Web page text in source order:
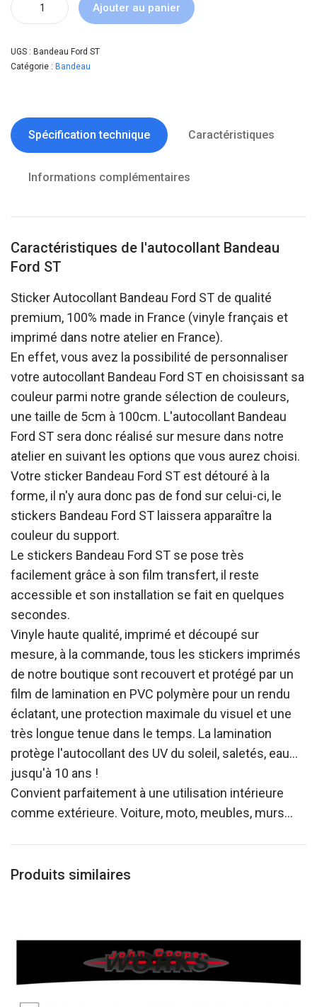
Ajouter au panier
UGS : Bandeau Ford ST
Catégorie : Bandeau
Spécification technique Caractéristiques
Informations complémentaires
Caractéristiques de l'autocollant Bandeau
Ford ST
Sticker Autocollant Bandeau Ford ST de qualité
premium, 100% made in France (vinyle français et
imprimé dans notre atelier en France).
En effet, vous avez la possibilité de personnaliser
votre autocollant Bandeau Ford ST en choisissant sa
couleur parmi notre grande sélection de couleurs,
une taille de 5cm à 100cm. L'autocollant Bandeau
Ford ST sera donc réalisé sur mesure dans notre
atelier en suivant les options que vous aurez choisi.
Votre sticker Bandeau Ford ST est détouré à la
forme, il n'y aura donc pas de fond sur celui-ci, le
stickers Bandeau Ford ST laissera apparaître la
couleur du support.
Le stickers Bandeau Ford ST se pose très
facilement grâce à son film transfert, il reste
accessible et son installation se fait en quelques
secondes.
Vinyle haute qualité, imprimé et découpé sur
mesure, à la commande, tous les stickers imprimés
de notre boutique sont recouvert et protégé par un
film de lamination en PVC polymère pour un rendu
éclatant, une protection maximale du visuel et une
très longue tenue dans le temps. La lamination
protège l'autocollant des UV du soleil, saletés, eau…
jusqu'à 10 ans !
Convient parfaitement à une utilisation intérieure
comme extérieure. Voiture, moto, meubles, murs…
Produits similaires